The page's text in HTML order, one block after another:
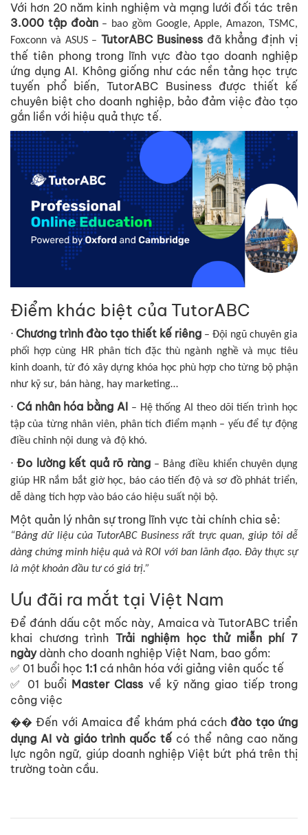
Với hơn 20 năm kinh nghiệm và mạng lưới đối tác trên
3.000 tập đoàn – bao gồm Google, Apple, Amazon, TSMC,
Foxconn và ASUS – TutorABC Businessđã khẳng định vị
thế tiên phong trong lĩnh vực đào tạo doanh nghiệp
ứng dụng AI. Không giống như các nền tảng học trực
tuyến phổ biến, TutorABC Business được thiết kế
chuyên biệt cho doanh nghiệp, bảo đảm việc đào tạo
gắn liền với hiệu quả thực tế.
Điểm khác biệt của TutorABC
· Chương trình đào tạo thiết kế riêng – Đội ngũ chuyên gia
phối hợp cùng HR phân tích đặc thù ngành nghề và mục tiêu
kinh doanh, từ đó xây dựng khóa học phù hợp cho từng bộ phận
như kỹ sư, bán hàng, hay marketing…
· Cá nhân hóa bằng AI – Hệ thống AI theo dõi tiến trình học
tập của từng nhân viên, phân tích điểm mạnh – yếu để tự động
điều chỉnh nội dung và độ khó.
·Đo lường kết quả rõ ràng – Bảng điều khiển chuyên dụng
giúp HR nắm bắt giờ học, báo cáo tiến độ và sơ đồ phhát triển,
dễ dàng tích hợp vào báo cáo hiệu suất nội bộ.
Một quản lý nhân sự trong lĩnh vực tài chính chia sẻ:
“Bảng dữ liệu của TutorABC Business rất trực quan, giúp tôi dễ
dàng chứng minh hiệu quả và ROI với ban lãnh đạo. Đây thực sự
là một khoản đầu tư có giá trị.”
Ưu đãi ra mắt tại Việt Nam
Để đánh dấu cột mốc này, Amaica và TutorABC triển
khai chương trình Trải nghiệm học thử miễn phí 7
ngàydành cho doanh nghiệp Việt Nam, bao gồm:
✅ 01 buổi học 1:1 cá nhân hóa với giảng viên quốc tế
✅ 01 buổi Master Class về kỹ năng giao tiếp trong
công việc
�� Đến với Amaica để khám phá cách đào tạo ứng
dụng AI và giáo trình quốc tế có thể nâng cao năng
lực ngôn ngữ, giúp doanh nghiệp Việt bứt phá trên thị
trường toàn cầu.